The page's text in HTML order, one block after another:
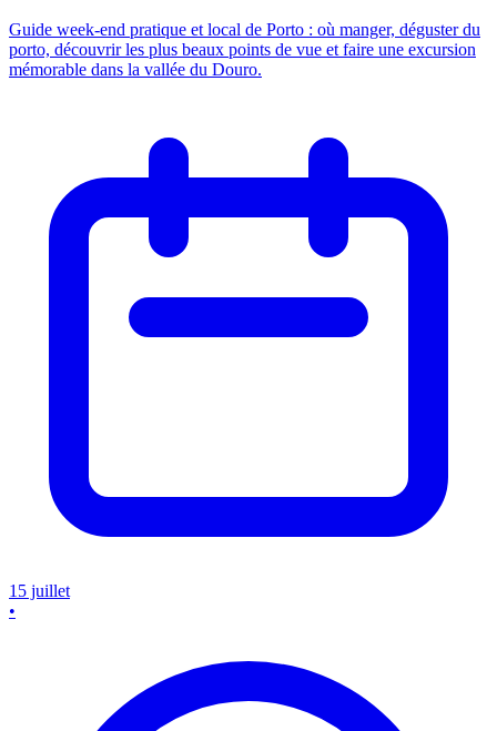
Guide week-end pratique et local de Porto : où manger, déguster du
porto, découvrir les plus beaux points de vue et faire une excursion
mémorable dans la vallée du Douro.
15 juillet
•